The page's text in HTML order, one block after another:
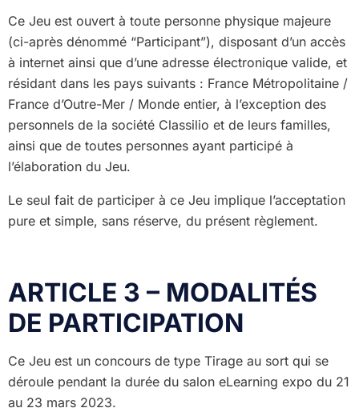
Ce Jeu est ouvert à toute personne physique majeure
(ci-après dénommé “Participant”), disposant d’un accès
à internet ainsi que d’une adresse électronique valide, et
résidant dans les pays suivants : France Métropolitaine /
France d’Outre-Mer / Monde entier, à l’exception des
personnels de la société Classilio et de leurs familles,
ainsi que de toutes personnes ayant participé à
l’élaboration du Jeu.
Le seul fait de participer à ce Jeu implique l’acceptation
pure et simple, sans réserve, du présent règlement.
ARTICLE 3 – MODALITÉS
DE PARTICIPATION
Ce Jeu est un concours de type Tirage au sort qui se
déroule pendant la durée du salon eLearning expo du 21
au 23 mars 2023.